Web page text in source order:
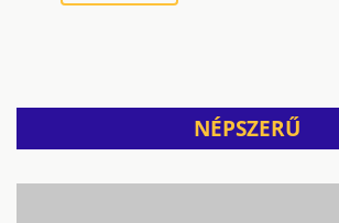
NÉPSZERŰ